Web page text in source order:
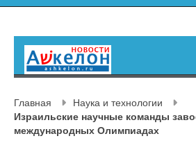
Главная
Наука и технологии
Израильские научные команды
международных Олимпиадах